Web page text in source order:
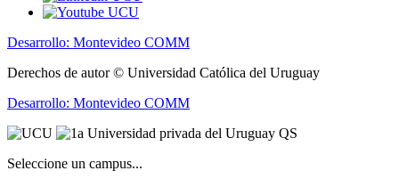
Desarrollo: Montevideo COMM
Derechos de autor © Universidad Católica del Uruguay
Desarrollo: Montevideo COMM
Seleccione un campus...